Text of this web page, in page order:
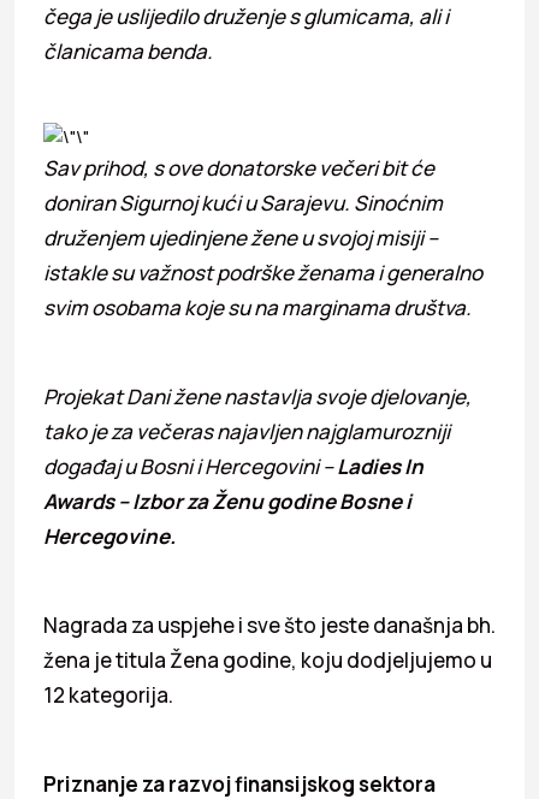
čega je uslijedilo druženje s glumicama, ali i
članicama benda.
Sav prihod, s ove donatorske večeri bit će
doniran Sigurnoj kući u Sarajevu. Sinoćnim
druženjem ujedinjene žene u svojoj misiji –
istakle su važnost podrške ženama i generalno
svim osobama koje su na marginama društva.
Projekat Dani žene nastavlja svoje djelovanje,
tako je za večeras najavljen najglamurozniji
događaj u Bosni i Hercegovini –Ladies In
Awards – Izbor za Ženu godine Bosne i
Hercegovine.
Nagrada za uspjehe i sve što jeste današnja bh.
žena je titula Žena godine, koju dodjeljujemo u
12 kategorija.
Priznanje za razvoj finansijskog sektora